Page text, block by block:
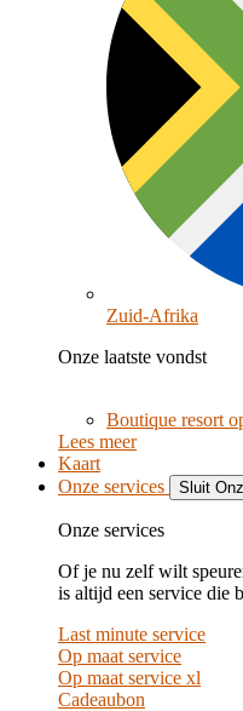
Zuid-Afrika
Onze laatste vondst
Boutique resort
Lees meer
Kaart
Onze services
Sluit
Onze services
Of je nu zelf wilt
is altijd een service die
Last minute service
Op maat service
Op maat service xl
Cadeaubon